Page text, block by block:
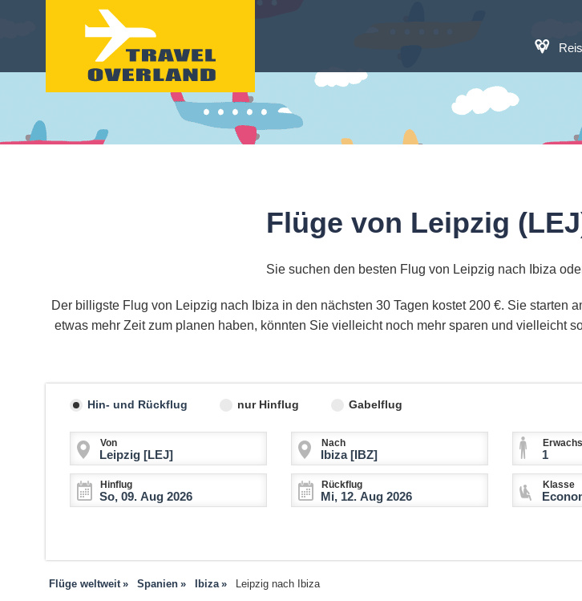
Flüge von Leipzig
Sie suchen den besten Flug von Leipzig nach Ibiza
Der billigste Flug von Leipzig nach Ibiza in den nächsten 30 Tagen kostet 200 €. Sie starten
etwas mehr Zeit zum planen haben, könnten Sie vielleicht noch mehr sparen und vielleicht
Hin- und Rückflug nur Hinflug Gabelflug
Von Nach
Hinflug Rückflug
1
Klasse
Flüge weltweit Spanien Ibiza Leipzig nach Ibiza